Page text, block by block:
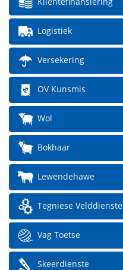
Logistiek
Versekering
OV Kunsmis
Wol
Bokhaar
Lewendehawe
Tegniese Velddienste
Vag Toetse
Skeerdienste